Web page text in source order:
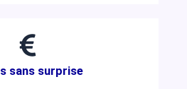
sans surprise